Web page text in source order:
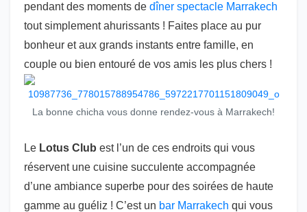
pendant des moments de dîner spectacle Marrakech
tout simplement ahurissants ! Faites place au pur
bonheur et aux grands instants entre famille, en
couple ou bien entouré de vos amis les plus chers !
La bonne chicha vous donne rendez-vous à Marrakech!
Le Lotus Club est l’un de ces endroits qui vous
réservent une cuisine succulente accompagnée
d’une ambiance superbe pour des soirées de haute
gamme au guéliz ! C’est un bar Marrakech qui vous